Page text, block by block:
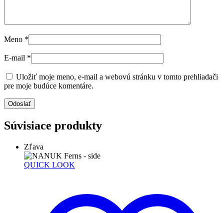
Meno *
E-mail *
Uložiť moje meno, e-mail a webovú stránku v tomto prehliadači
pre moje budúce komentáre.
Súvisiace produkty
Zľava
QUICK LOOK